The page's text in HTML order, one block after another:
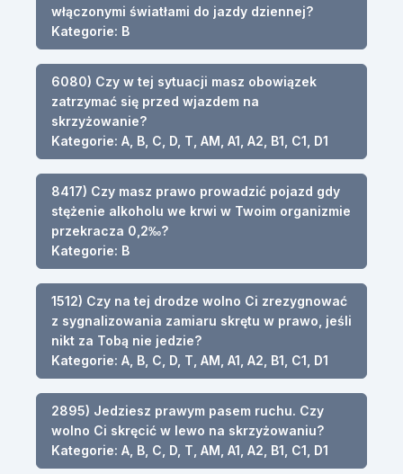
włączonymi światłami do jazdy dziennej?
Kategorie: B
6080) Czy w tej sytuacji masz obowiązek
zatrzymać się przed wjazdem na
skrzyżowanie?
Kategorie: A, B, C, D, T, AM, A1, A2, B1, C1, D1
8417) Czy masz prawo prowadzić pojazd gdy
stężenie alkoholu we krwi w Twoim organizmie
przekracza 0,2‰?
Kategorie: B
1512) Czy na tej drodze wolno Ci zrezygnować
z sygnalizowania zamiaru skrętu w prawo, jeśli
nikt za Tobą nie jedzie?
Kategorie: A, B, C, D, T, AM, A1, A2, B1, C1, D1
2895) Jedziesz prawym pasem ruchu. Czy
wolno Ci skręcić w lewo na skrzyżowaniu?
Kategorie: A, B, C, D, T, AM, A1, A2, B1, C1, D1